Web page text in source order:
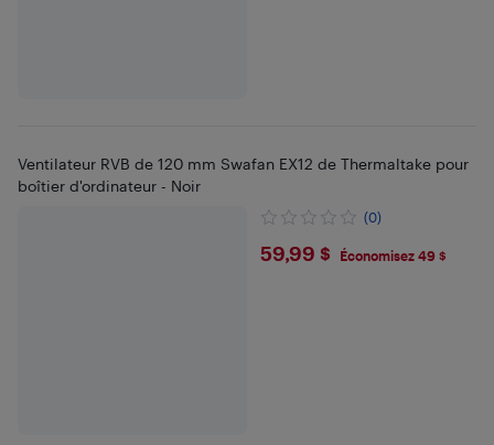
Ventilateur RVB de 120 mm Swafan EX12 de Thermaltake pour
boîtier d'ordinateur - Noir
(0)
$59.99
59,99 $ Économisez 49 $